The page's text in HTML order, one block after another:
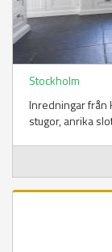
Stockholm
Inredningar från
stugor, anrika